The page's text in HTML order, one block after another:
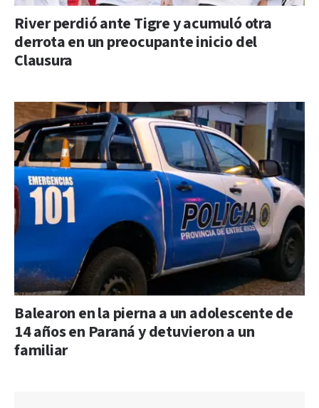
River perdió ante Tigre y acumuló otra
derrota en un preocupante inicio del
Clausura
Balearon en la pierna a un adolescente de
14 años en Paraná y detuvieron a un
familiar